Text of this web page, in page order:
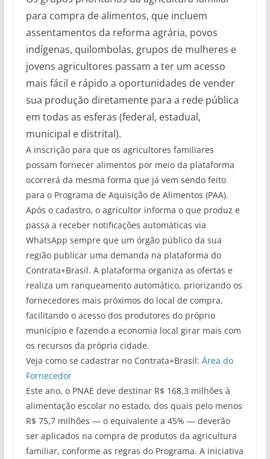
para compra de alimentos, que incluem
assentamentos da reforma agrária, povos
indígenas, quilombolas, grupos de mulheres e
jovens agricultores passam a ter um acesso
mais fácil e rápido a oportunidades de vender
sua produção diretamente para a rede pública
em todas as esferas (federal, estadual,
municipal e distrital).
A inscrição para que os agricultores familiares
possam fornecer alimentos por meio da plataforma
ocorrerá da mesma forma que já vem sendo feito
para o Programa de Aquisição de Alimentos (PAA).
Após o cadastro, o agricultor informa o que produz e
passa a receber notificações automáticas via
WhatsApp sempre que um órgão público da sua
região publicar uma demanda na plataforma do
Contrata+Brasil. A plataforma organiza as ofertas e
realiza um ranqueamento automático, priorizando os
fornecedores mais próximos do local de compra,
facilitando o acesso dos produtores do próprio
município e fazendo a economia local girar mais com
os recursos da própria cidade.
Veja como se cadastrar no Contrata+Brasil: Área do
Fornecedor
Este ano, o PNAE deve destinar R$ 168,3 milhões à
alimentação escolar no estado, dos quais pelo menos
R$ 75,7 milhões — o equivalente a 45% — deverão
ser aplicados na compra de produtos da agricultura
familiar, conforme as regras do Programa. A iniciativa